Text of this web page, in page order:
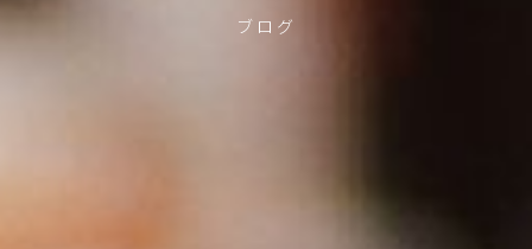
ブログ